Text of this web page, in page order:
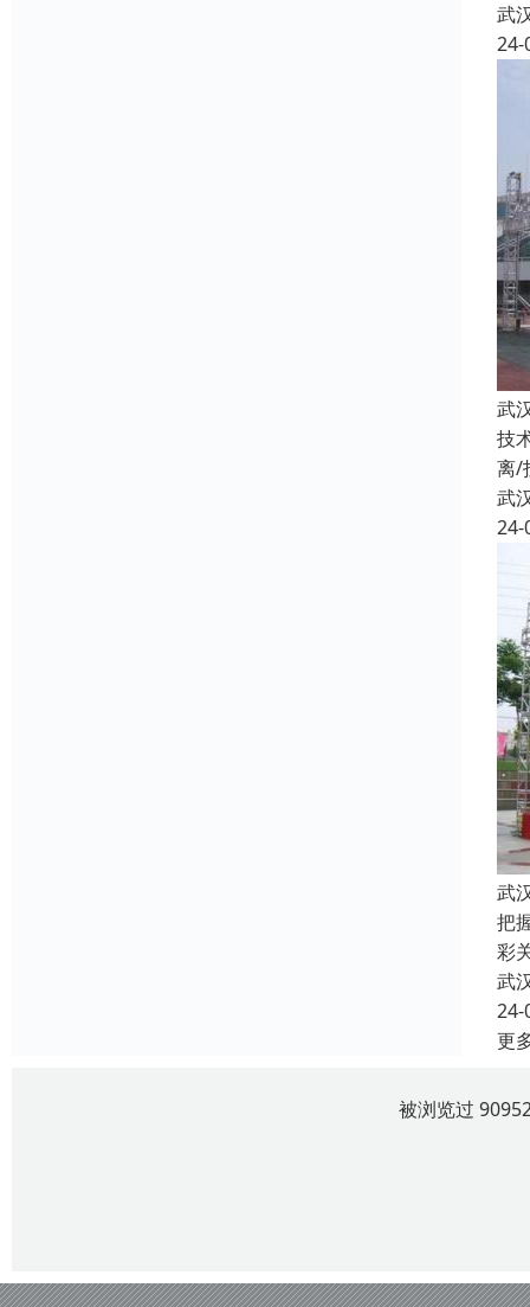
武
24-
武
技
离/
武
24-
武
把
彩
武
24-
更
被浏览过